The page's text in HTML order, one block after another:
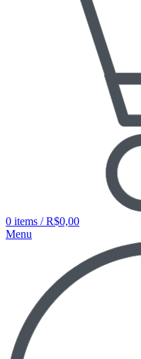
0 items / R$0,00
Menu